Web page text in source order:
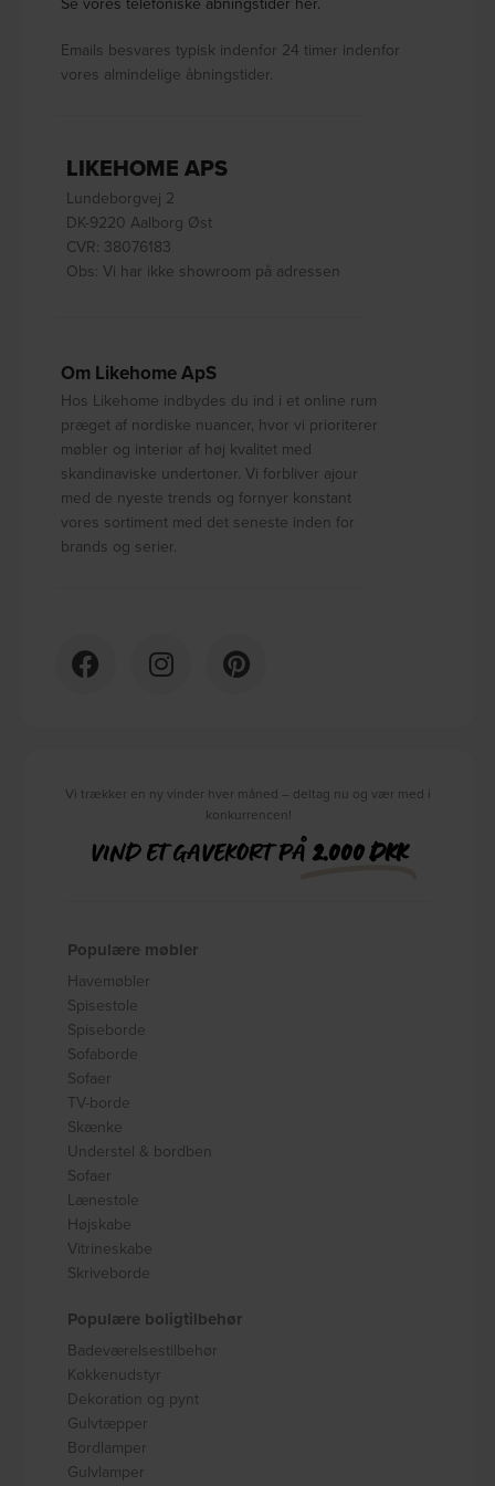
Emails besvares typisk indenfor 24 timer indenfor
vores almindelige åbningstider.
LIKEHOME APS
Lundeborgvej 2
DK-9220 Aalborg Øst
CVR: 38076183
Obs: Vi har ikke showroom på adressen
Om Likehome ApS
Hos Likehome indbydes du ind i et online rum
præget af nordiske nuancer, hvor vi prioriterer
møbler og interiør af høj kvalitet med
skandinaviske undertoner. Vi forbliver ajour
med de nyeste trends og fornyer konstant
vores sortiment med det seneste inden for
brands og serier.
Vi trækker en ny vinder hver måned – deltag nu og vær med i
konkurrencen!
VIND ET GAVEKORT PÅ2.000 DKK
Populære møbler
Havemøbler
Spisestole
Spiseborde
Sofaborde
Sofaer
TV-borde
Skænke
Understel & bordben
Sofaer
Lænestole
Højskabe
Vitrineskabe
Skriveborde
Populære boligtilbehør
Badeværelsestilbehør
Køkkenudstyr
Dekoration og pynt
Gulvtæpper
Bordlamper
Gulvlamper